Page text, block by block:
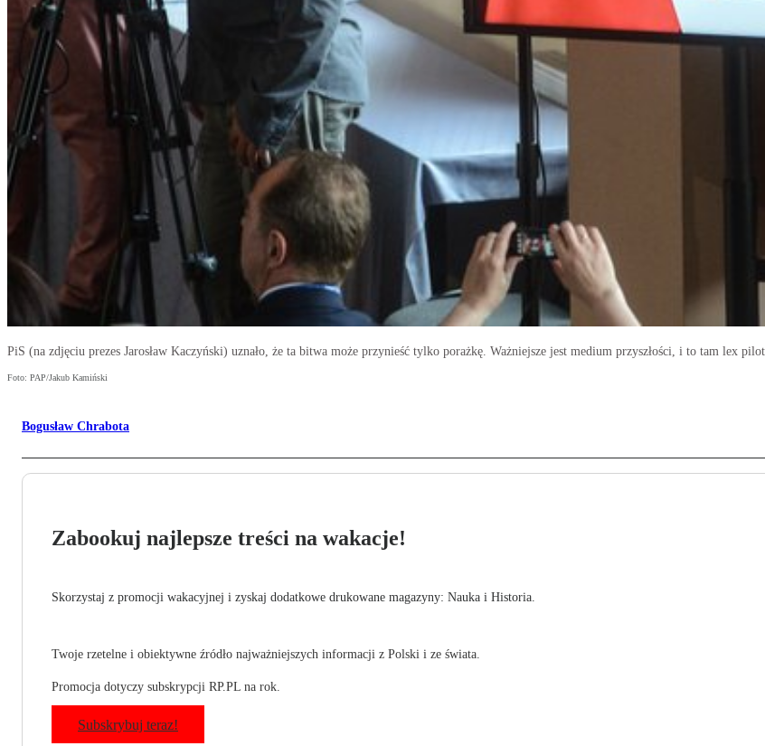
PiS (na zdjęciu prezes Jarosław Kaczyński) uznało, że ta bitwa może przynieść tylko porażkę. Ważniejsze jest medium przyszłości, i to tam lex
Foto: PAP/Jakub Kamiński
Bogusław Chrabota
Zabookuj najlepsze treści na wakacje!
Skorzystaj z promocji wakacyjnej i zyskaj dodatkowe drukowane magazyny: Nauka i Historia.
Twoje rzetelne i obiektywne źródło najważniejszych informacji z Polski i ze świata.
Promocja dotyczy subskrypcji RP.PL na rok.
Subskrybuj teraz!